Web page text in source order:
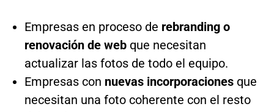
Empresas en proceso de rebranding o
renovación de web que necesitan
actualizar las fotos de todo el equipo.
Empresas con nuevas incorporaciones que
necesitan una foto coherente con el resto